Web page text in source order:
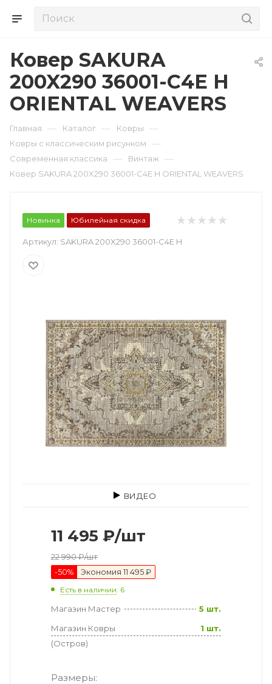
Ковер SAKURA
200X290 36001-C4E H
ORIENTAL WEAVERS
Главная — Каталог — Ковры —
Ковры с классическим рисунком —
Современная классика — Винтаж —
Ковер SAKURA 200X290 36001-C4E H ORIENTAL WEAVERS
Новинка Юбилейная скидка
Артикул: SAKURA 200X290 36001-C4E H
ВИДЕО
11 495 ₽/шт
22 990₽/шт
-50% Экономия 11 495 ₽
Есть в наличии: 6
Магазин Мастер
5 шт.
Магазин Ковры
(Остров)
1 шт.
Размеры: